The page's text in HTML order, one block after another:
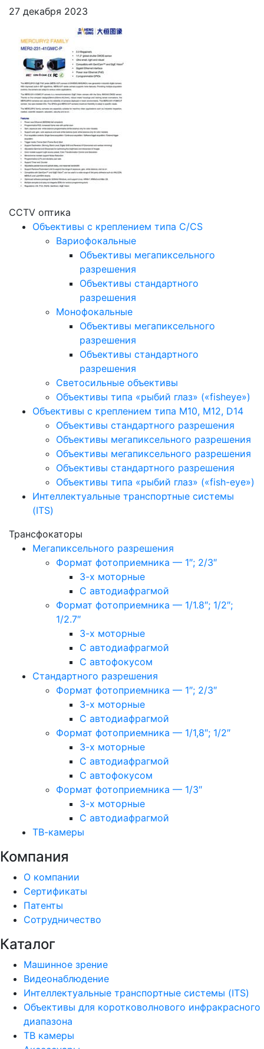
27 декабря 2023
CCTV оптика
Объективы с креплением типа C/CS
Вариофокальные
Объективы мегапиксельного
разрешения
Объективы стандартного
разрешения
Монофокальные
Объективы мегапиксельного
разрешения
Объективы стандартного
разрешения
Светосильные объективы
Объективы типа «рыбий глаз» («fisheye»)
Объективы с креплением типа M10, M12, D14
Объективы стандартного разрешения
Объективы мегапиксельного разрешения
Объективы мегапиксельного разрешения
Объективы стандартного разрешения
Объективы типа «рыбий глаз» («fish-eye»)
Интеллектуальные транспортные системы
(ITS)
Трансфокаторы
Мегапиксельного разрешения
Формат фотоприемника — 1″; 2/3″
3-х моторные
С автодиафрагмой
Формат фотоприемника — 1/1.8″; 1/2″;
1/2.7″
3-х моторные
С автодиафрагмой
С автофокусом
Стандартного разрешения
Формат фотоприемника — 1″; 2/3″
3-х моторные
С автодиафрагмой
Формат фотоприемника — 1/1,8″; 1/2″
3-х моторные
С автодиафрагмой
С автофокусом
Формат фотоприемника — 1/3″
3-х моторные
С автодиафрагмой
ТВ-камеры
Компания
О компании
Сертификаты
Патенты
Сотрудничество
Каталог
Машинное зрение
Видеонаблюдение
Интеллектуальные транспортные системы (ITS)
Объективы для коротковолнового инфракрасного
диапазона
ТВ камеры